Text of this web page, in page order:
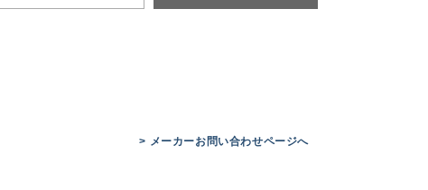
> メーカーお問い合わせページへ